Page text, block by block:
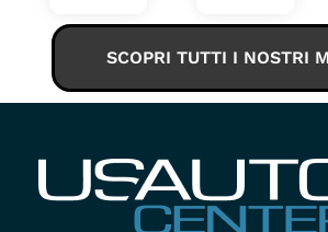
SCOPRI TUTTI I NOSTRI